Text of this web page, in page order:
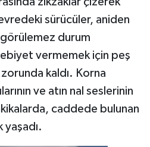
sürücüler, aniden
durum
vermemek için peş
kaldı. Korna
ve atın nal seslerinin
caddede bulunan
yaşadı.